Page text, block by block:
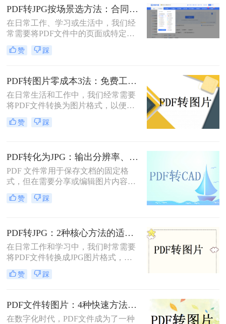
活地编辑、分享或用于其他特殊用
途。那么pdf转图片怎么转免费呢？以
下将详细介绍几种免费将PDF转换为
图片的方法，帮助用户轻松实现格式
转换。
PDF转JPG按场景选方法：合同、图纸、证件照分别用哪种！
在日常工作、学习或生活中，我们经
常需要将PDF文件中的页面或特定内
容转换为JPG图片格式。无论是为了
在演示文稿中插入一页图表、在社交
了满足某些平台只支持图片上传的需
求，PDF转JPG都是一项非常实用的
技能
赞 踩
PDF转图片零成本3法：免费工具的转换精度和限制对比！
在日常生活和工作中，我们经常需要
将PDF文件转换为图片格式，以便于
分享、编辑或打印。那么怎么不花钱
把pdf转成图片呢？本文将介绍三种不
赞 踩
PDF转化为JPG：输出分辨率、色彩模式和压缩率的设置指南！
PDF 文件常用于保存文档的固定格
式，但在需要分享或编辑图片内容
时，JPG 格式更为灵活。那么pdf如何
转化为jpg呢？本文将详细介绍几种常
赞 踩
PDF转JPG：2种核心方法的适用场景和操作差异！
在日常工作和学习中，我们时常需要
将PDF文件转换成JPG图片格式，以
便于在多种设备和平台上进行浏览、
编辑和分享。那么怎么把pdf转换成
JPG的方法。
赞 踩
PDF文件转图片：4种快速方法的速度排名和操作步骤！
在数字化时代，PDF文件成为了一种